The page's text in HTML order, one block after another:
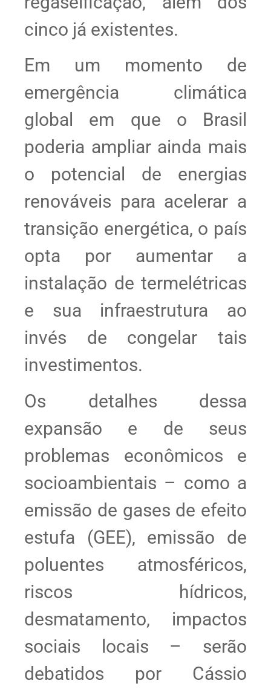
cinco já existentes.
Em um momento de
emergência climática
global em que o Brasil
poderia ampliar ainda mais
o potencial de energias
renováveis para acelerar a
transição energética, o país
opta por aumentar a
instalação de termelétricas
e sua infraestrutura ao
invés de congelar tais
investimentos.
Os detalhes dessa
expansão e de seus
problemas econômicos e
socioambientais – como a
emissão de gases de efeito
estufa (GEE), emissão de
poluentes atmosféricos,
riscos hídricos,
desmatamento, impactos
sociais locais – serão
debatidos por Cássio